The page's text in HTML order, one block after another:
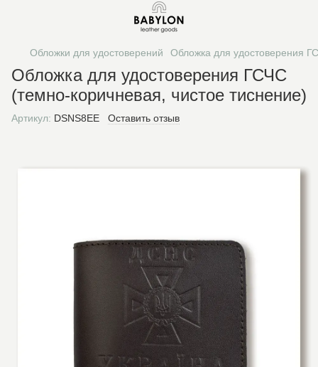
Обложки для удостоверений Обложка для удостоверения
Обложка для удостоверения ГСЧС
(темно-коричневая, чистое тиснение)
Артикул: DSNS8EE Оставить отзыв